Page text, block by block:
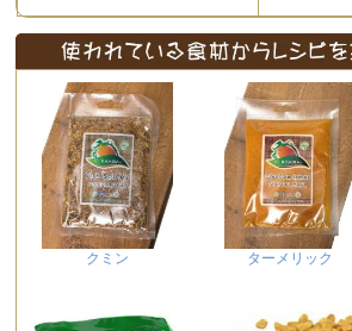
クミン ターメリック